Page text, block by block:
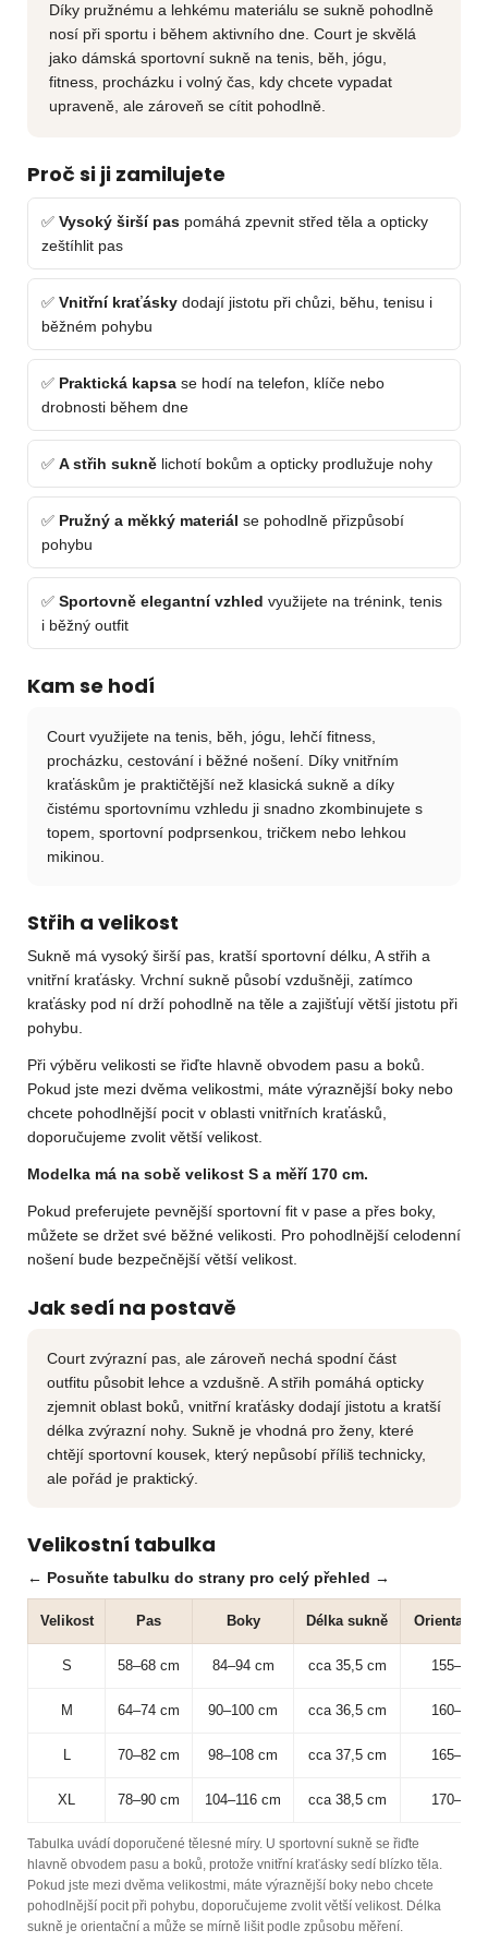
Díky pružnému a lehkému materiálu se sukně pohodlně
nosí při sportu i během aktivního dne. Court je skvělá
jako dámská sportovní sukně na tenis, běh, jógu,
fitness, procházku i volný čas, kdy chcete vypadat
upraveně, ale zároveň se cítit pohodlně.
Proč si ji zamilujete
✅ Vysoký širší pas pomáhá zpevnit střed těla a opticky
zeštíhlit pas
✅ Vnitřní kraťásky dodají jistotu při chůzi, běhu, tenisu i
běžném pohybu
✅ Praktická kapsa se hodí na telefon, klíče nebo
drobnosti během dne
✅ A střih sukně lichotí bokům a opticky prodlužuje nohy
✅ Pružný a měkký materiál se pohodlně přizpůsobí
pohybu
✅ Sportovně elegantní vzhled využijete na trénink, tenis
i běžný outfit
Kam se hodí
Court využijete na tenis, běh, jógu, lehčí fitness,
procházku, cestování i běžné nošení. Díky vnitřním
kraťáskům je praktičtější než klasická sukně a díky
čistému sportovnímu vzhledu ji snadno zkombinujete s
topem, sportovní podprsenkou, tričkem nebo lehkou
mikinou.
Střih a velikost
Sukně má vysoký širší pas, kratší sportovní délku, A střih a
vnitřní kraťásky. Vrchní sukně působí vzdušněji, zatímco
kraťásky pod ní drží pohodlně na těle a zajišťují větší jistotu při
pohybu.
Při výběru velikosti se řiďte hlavně obvodem pasu a boků.
Pokud jste mezi dvěma velikostmi, máte výraznější boky nebo
chcete pohodlnější pocit v oblasti vnitřních kraťásků,
doporučujeme zvolit větší velikost.
Modelka má na sobě velikost S a měří 170 cm.
Pokud preferujete pevnější sportovní fit v pase a přes boky,
můžete se držet své běžné velikosti. Pro pohodlnější celodenní
nošení bude bezpečnější větší velikost.
Jak sedí na postavě
Court zvýrazní pas, ale zároveň nechá spodní část
outfitu působit lehce a vzdušně. A střih pomáhá opticky
zjemnit oblast boků, vnitřní kraťásky dodají jistotu a kratší
délka zvýrazní nohy. Sukně je vhodná pro ženy, které
chtějí sportovní kousek, který nepůsobí příliš technicky,
ale pořád je praktický.
Velikostní tabulka
← Posuňte tabulku do strany pro celý přehled →
Velikost Pas Boky Délka sukně Orientační
S 58–68 cm 84–94 cm cca 35,5 cm
M 64–74 cm 90–100 cm cca 36,5 cm
L 70–82 cm 98–108 cm cca 37,5 cm
XL 78–90 cm 104–116 cm cca 38,5 cm
Tabulka uvádí doporučené tělesné míry. U sportovní sukně se řiďte
hlavně obvodem pasu a boků, protože vnitřní kraťásky sedí blízko těla.
Pokud jste mezi dvěma velikostmi, máte výraznější boky nebo chcete
pohodlnější pocit při pohybu, doporučujeme zvolit větší velikost. Délka
sukně je orientační a může se mírně lišit podle způsobu měření.